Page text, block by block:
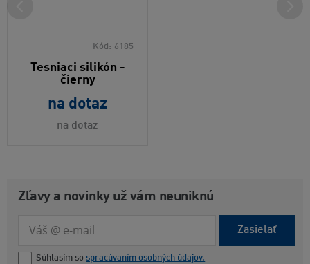
Kód: 6185
Tesniaci silikón -
čierny
na dotaz
na dotaz
Zľavy a novinky už vám neuniknú
Zasielať
Súhlasím so spracúvaním osobných údajov.